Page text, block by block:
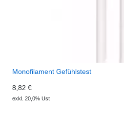
Monofilament Gefühlstest
8,82 €
exkl. 20,0% Ust